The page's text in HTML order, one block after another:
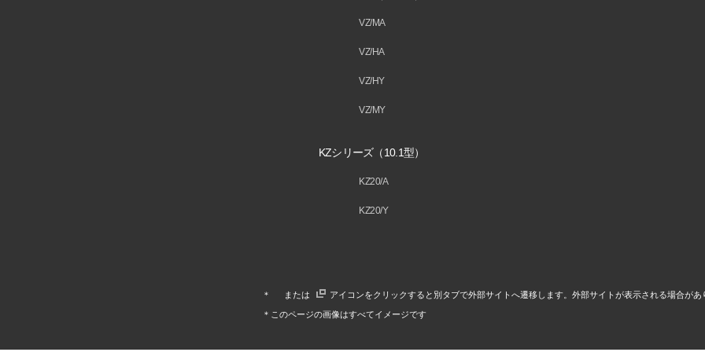
VZ/MA
VZ/HA
VZ/HY
VZ/MY
KZシリーズ（10.1型）
KZ20/A
KZ20/Y
＊ または アイコンをクリックすると別タブで外部サイトへ遷移します。外部サイトが表示される場合があ
＊このページの画像はすべてイメージです